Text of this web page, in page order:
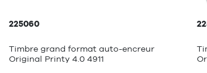
225060
Timbre grand format auto-encreur
Original Printy 4.0 4911